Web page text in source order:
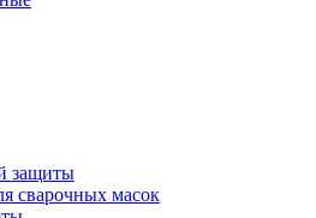
защиты
сварочных масок